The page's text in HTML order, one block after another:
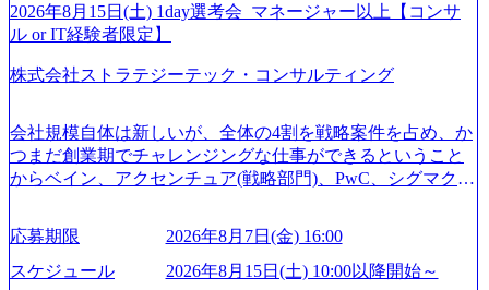
だいたご応募者様については、1dayではなく通常選考での
ご案内とさせていただきます ● 面接(1次・最終を一度の面
についてご連絡させていただきます。 ● 一日で最終面接ま
合、後日面接や面談のお時間をいただく場合がございます
● 面接、条件面談それぞれ最大1時間を想定しております ・
実施前日までに日程およびURLを共有させていただきます
・面接および条件面談ともに、どの時間開始となってもご
ますと幸いです ※1day選考会のご参加希望の方は、事前に
GAB試験を受検いただきます(受験期限は1day選考会実施日
の3日前まで)。 ※ただし、30代以上のコンサルファーム経
2026年8月15日(土) 1day選考会_マネージャー以上【コンサ
ル or IT経験者限定】
株式会社ストラテジーテック・コンサルティング
会社規模自体は新しいが、全体の4割を戦略案件を占め、か
つまだ創業期でチャレンジングな仕事ができるということ
からベイン、アクセンチュア(戦略部門)、PwC、シグマクシ
が続々ジョインするピュアな戦略を伸ばす新興ファーム。
事業会社機能へ携われる可能性※SaaSプロダクト、地方創
生、メディアなど リモート比率99%、福岡や北海道在中者
応募期限
2026年8月7日(金) 16:00
スケジュール
2026年8月15日(土) 10:00以降開始～